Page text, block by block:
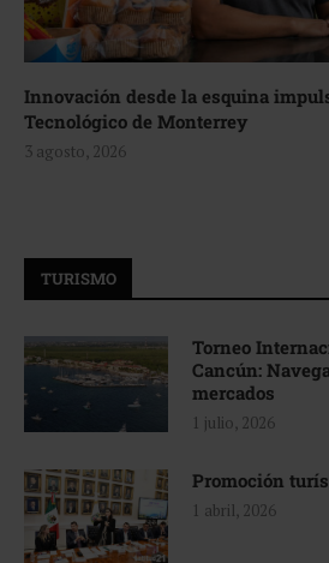
Innovación desde la esquina
Tecnológico de Monterrey
3 agosto, 2026
TURISMO
Torneo
Cancún:
mercados
1 julio, 2026
Promoción
1 abril, 2026